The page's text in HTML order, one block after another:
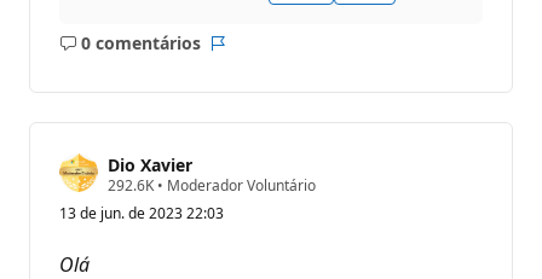
0 comentários
Sem
Dio Xavier
292.6K P
n
• Moderador Voluntário
13 de jun. de 2023 22:03
Olá